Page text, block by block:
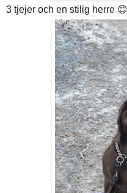
3 tjejer och en stilig herre